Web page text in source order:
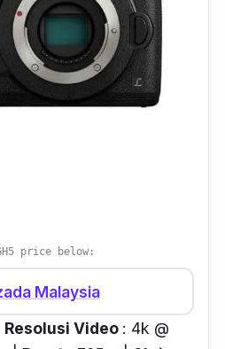
price below:
Malaysia
Resolusi Video : 4k @